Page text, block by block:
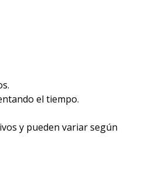
el tiempo.
y pueden variar según